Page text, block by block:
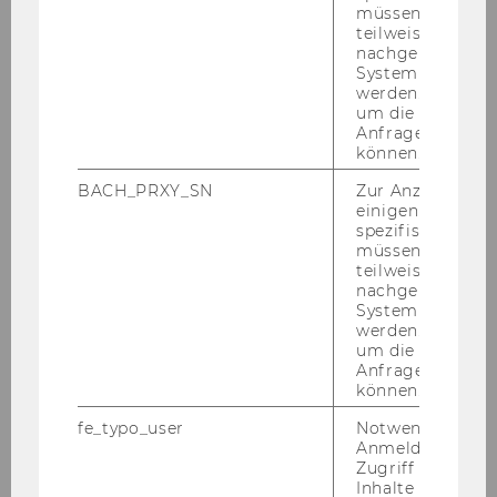
ak­tu­el­le Best­sel­ler: "Sei Pilot dei­nes Le­
bens" (2018) und „Ge­sprä­che mit einem
2023 folg­te ge­mein­sam mit Kurt Ra­zel­li
das Musik-​Album „Back to Earth“, eine
Hom­mage an das Mensch-​Sein in be­
müssen
teilweise von
nachgelagerten
System
werden.
um die Antwort
Anfrage
können.
BACH_PRXY_SN
Zur Anzeige von
einigen WU-
spezifischen
müssen
teilweise von
nachgelagerten
System
werden.
um die Antwort
Anfrage
können.
fe_typo_user
Notwendig für
Anmeldung und
Zugriff auf
Inhalte oder zur